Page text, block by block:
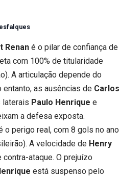
Renan é o pilar de confiança de
com 100% de titularidade
A articulação depende do
entanto, as ausências de Carlos
laterais Paulo Henrique e
a defesa exposta.
o perigo real, com 8 gols no ano
A velocidade de Henry
contra-ataque. O prejuízo
está suspenso pelo